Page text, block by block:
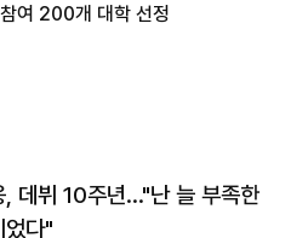
여 200개 대학 선정
, 데뷔 10주년…"난 늘 부족한
었다"